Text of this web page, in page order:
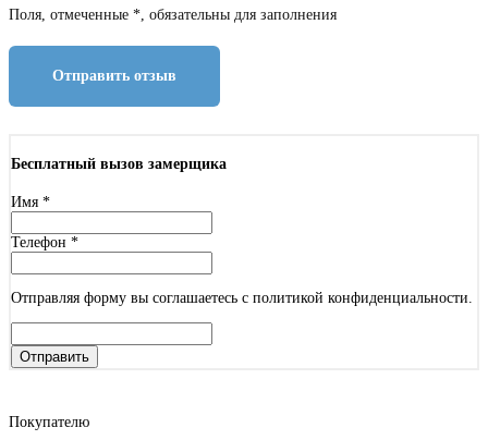
Поля, отмеченные *, обязательны для заполнения
Отправить отзыв
Бесплатный вызов замерщика
Имя *
Телефон *
Отправляя форму вы соглашаетесь с политикой конфиденциальности.
Отправить
Покупателю